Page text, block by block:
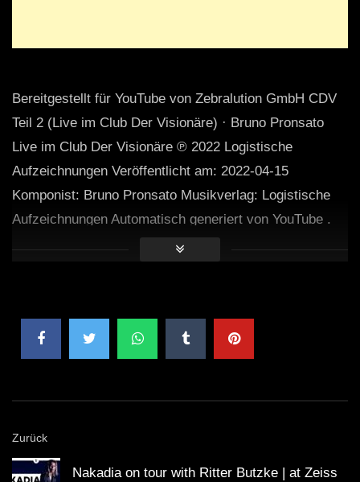
Bereitgestellt für YouTube von Zebralution GmbH CDV
Teil 2 (Live im Club Der Visionäre) · Bruno Pronsato
Live im Club Der Visionäre ℗ 2022 Logistische
Aufzeichnungen Veröffentlicht am: 2022-04-15
Komponist: Bruno Pronsato Musikverlag: Logistische
Aufzeichnungen Automatisch generiert von YouTube .
Zurück
Nakadia on tour with Ritter Butzke | at Zeiss